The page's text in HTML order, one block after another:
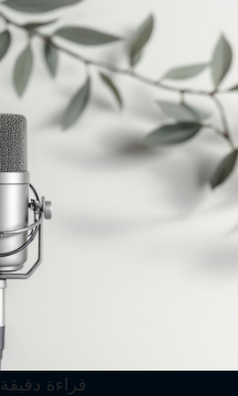
قراءة دقيقة